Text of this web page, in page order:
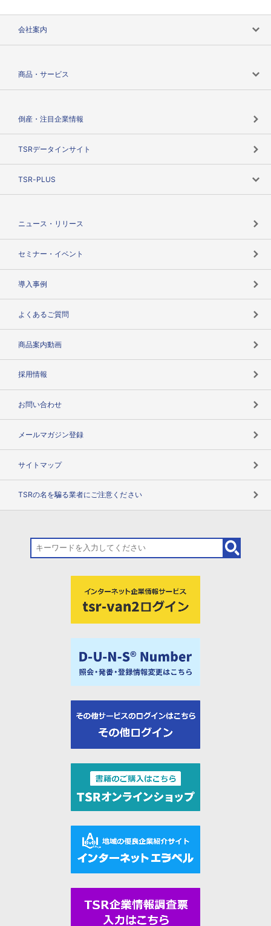
会社案内
商品・サービス
倒産・注目企業情報
TSRデータインサイト
TSR-PLUS
ニュース・リリース
セミナー・イベント
導入事例
よくあるご質問
商品案内動画
採用情報
お問い合わせ
メールマガジン登録
サイトマップ
TSRの名を騙る業者にご注意ください